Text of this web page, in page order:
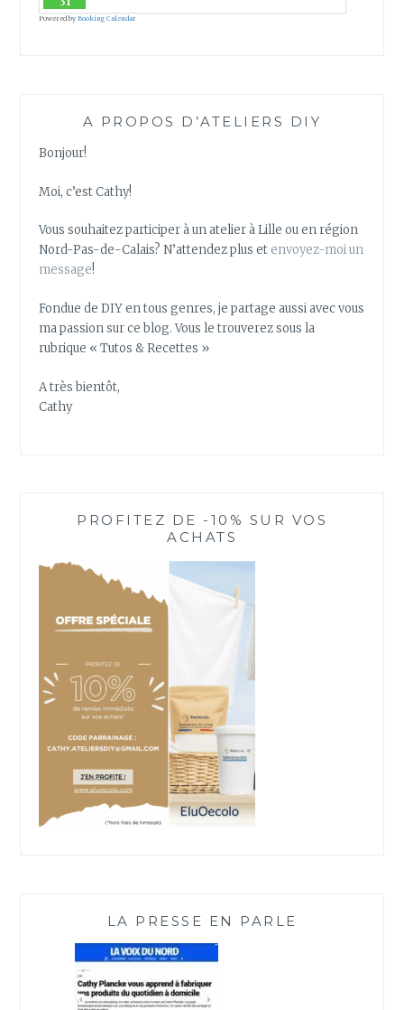
Powered byBooking Calendar
A PROPOS D’ATELIERS DIY
Bonjour!
Moi, c’est Cathy!
Vous souhaitez participer à un atelier à Lille ou en région
Nord-Pas-de-Calais? N’attendez plus et envoyez-moi un
message!
Fondue de DIY en tous genres, je partage aussi avec vous
ma passion sur ce blog. Vous le trouverez sous la
rubrique « Tutos & Recettes »
A très bientôt,
Cathy
PROFITEZ DE -10% SUR VOS
ACHATS
LA PRESSE EN PARLE